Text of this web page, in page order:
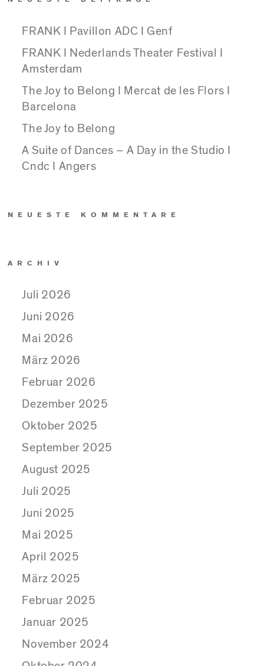
FRANK I Pavillon ADC I Genf
FRANK I Nederlands Theater Festival I
Amsterdam
The Joy to Belong I Mercat de les Flors I
Barcelona
The Joy to Belong
A Suite of Dances – A Day in the Studio I
Cndc I Angers
NEUESTE KOMMENTARE
ARCHIV
Juli 2026
Juni 2026
Mai 2026
März 2026
Februar 2026
Dezember 2025
Oktober 2025
September 2025
August 2025
Juli 2025
Juni 2025
Mai 2025
April 2025
März 2025
Februar 2025
Januar 2025
November 2024